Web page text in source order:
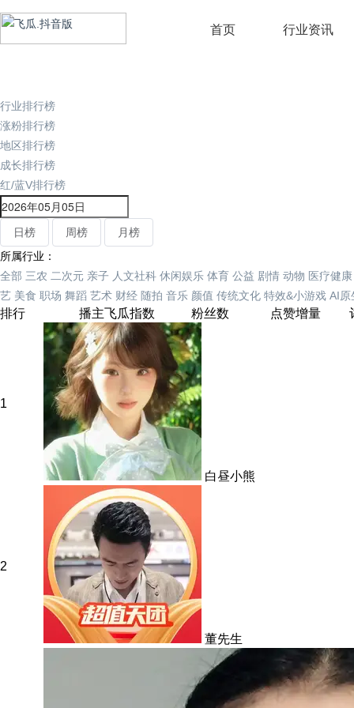
首页 行业资讯
行业排行榜
涨粉排行榜
地区排行榜
成长排行榜
红/蓝V排行榜
日榜 周榜
月榜
所属行业：
全部 三农 二次元 亲子 人文社科 休闲娱乐 体育 公益 剧情 动物 医疗健康
艺 美食 职场 舞蹈 艺术 财经 随拍 音乐 颜值 传统文化 特效&小游戏 AI原
排行 播主飞瓜指数 粉丝数 点赞增量
1
白昼小熊
2
董先生